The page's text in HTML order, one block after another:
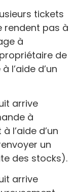
tickets
rendent pas à
à
de
l’aide d’un
arrive
à
l’aide d’un
un
des stocks).
arrive